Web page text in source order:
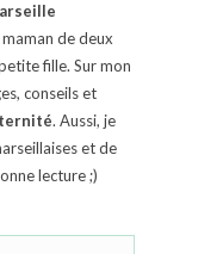
de deux
fille. Sur mon
conseils et
. Aussi, je
et de
lecture ;)